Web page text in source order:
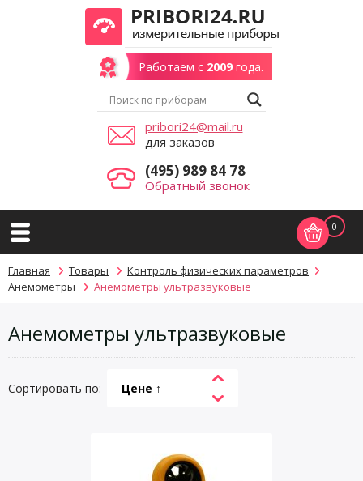
Работаем с 2009года.
pribori24@mail.ru
для заказов
(495) 989 84 78
Обратный звонок
0
Главная Товары
Контроль физических параметров
Анемометры
Анемометры ультразвуковые
Анемометры ультразвуковые
Сортировать по: Цене ↑